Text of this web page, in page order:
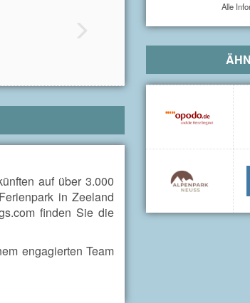
auf über 3.000
in Zeeland
finden Sie die
engagierten Team
Alle